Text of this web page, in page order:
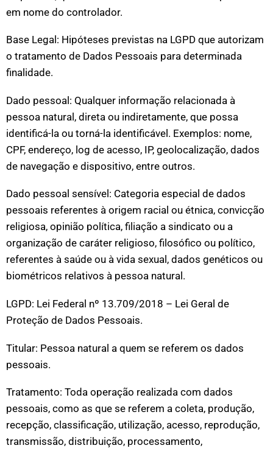
em nome do controlador.
Base Legal: Hipóteses previstas na LGPD que autorizam
o tratamento de Dados Pessoais para determinada
finalidade.
Dado pessoal: Qualquer informação relacionada à
pessoa natural, direta ou indiretamente, que possa
identificá-la ou torná-la identificável. Exemplos: nome,
CPF, endereço, log de acesso, IP, geolocalização, dados
de navegação e dispositivo, entre outros.
Dado pessoal sensível: Categoria especial de dados
pessoais referentes à origem racial ou étnica, convicção
religiosa, opinião política, filiação a sindicato ou a
organização de caráter religioso, filosófico ou político,
referentes à saúde ou à vida sexual, dados genéticos ou
biométricos relativos à pessoa natural.
LGPD: Lei Federal nº 13.709/2018 – Lei Geral de
Proteção de Dados Pessoais.
Titular: Pessoa natural a quem se referem os dados
pessoais.
Tratamento: Toda operação realizada com dados
pessoais, como as que se referem a coleta, produção,
recepção, classificação, utilização, acesso, reprodução,
transmissão, distribuição, processamento,